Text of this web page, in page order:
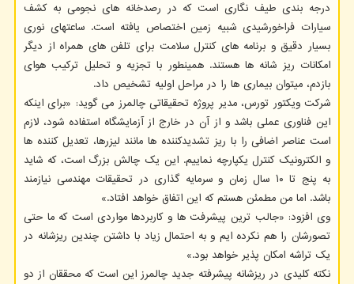
درجه بندی طیف نگاری است که در رصدخانه های نجومی به کشف
سیارات فراخورشیدی شبیه زمین اختصاص یافته است. ساعتهای نوری
بسیار دقیق و برنامه های کنترل سلامت برای تلفن های همراه از دیگر
امکانات ریز شانه ها هستند. همینطور با تجزیه و تحلیل ترکیب هوای
بازدم، میتوان بیماری ها را در مراحل اولیه تشخیص داد.
شرکت ویکتور تورس، مدیر پروژه تحقیقاتی چالمرز می گوید: «برای اینکه
این فناوری عملی باشد و از آن در خارج از آزمایشگاه استفاده شود، لازم
است عناصر اضافی را با ریز تشدیدکننده ها مانند لیزرها، تعدیل کننده ها
و الکترونیک کنترل یکپارچه نماییم. این یک چالش بزرگ است، که شاید
به پنج تا ۱۰ سال زمان و سرمایه گذاری در تحقیقات مهندسی نیازمند
باشد. اما من مطمئن هستم که این اتفاق خواهد افتاد.»
وی افزود: «جالب ترین پیشرفت ها و کاربردها مواردی است که ما حتی
تصورشان را هم نکرده ایم و به احتمال زیاد با داشتن چندین ریزشانه در
یک تراشه امکان پذیر خواهد بود.»
نکته کلیدی در ریزشانه پیشرفته جدید چالمرز این است که محققان از دو